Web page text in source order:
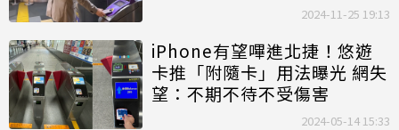
2024-11-25 19:13
iPhone有望嗶進北捷！悠遊
卡推「附隨卡」用法曝光 網失
望：不期不待不受傷害
2024-05-14 15:33